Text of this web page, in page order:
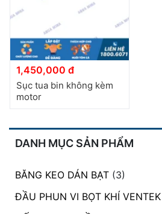
Quy
Blog
chia
sẻ
Liên
DANH MỤC SẢN PHẨM
BĂNG KEO DÁN BẠT (3)
ĐẦU PHUN VI BỌT KHÍ VENTEK
1,450,000 đ
Sục tua bin không kèm
motor